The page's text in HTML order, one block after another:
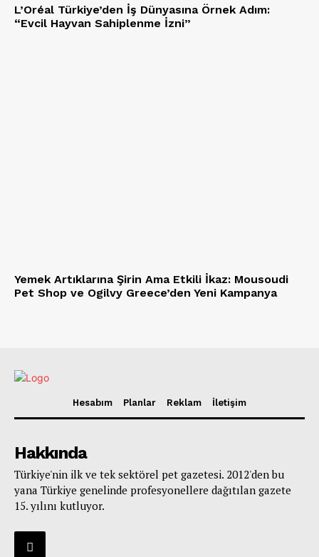
L’Oréal Türkiye’den İş Dünyasına Örnek Adım:
“Evcil Hayvan Sahiplenme İzni”
Yemek Artıklarına Şirin Ama Etkili İkaz: Mousoudi
Pet Shop ve Ogilvy Greece’den Yeni Kampanya
Hesabım Planlar Reklam İletişim
Hakkında
Türkiye'nin ilk ve tek sektörel pet gazetesi. 2012'den bu
yana Türkiye genelinde profesyonellere dağıtılan gazete
15. yılını kutluyor.